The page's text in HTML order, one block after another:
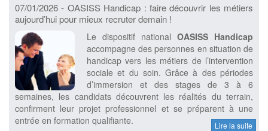
07/01/2026 - OASISS Handicap : faire découvrir les métiers
aujourd’hui pour mieux recruter demain !
Le dispositif national OASISS Handicap
accompagne des personnes en situation de
handicap vers les métiers de l’intervention
sociale et du soin. Grâce à des périodes
d’immersion et des stages de 3 à 6
semaines, les candidats découvrent les réalités du terrain,
confirment leur projet professionnel et se préparent à une
entrée en formation qualifiante.
Lire la suite